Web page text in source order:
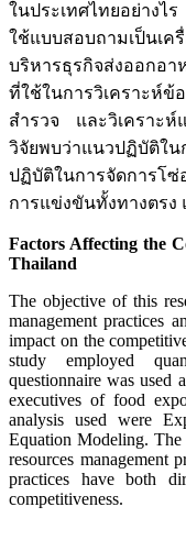
ในประเทศไทยอย่างไ
ใช้แบบสอบถามเป็นเค
บริหารธุรกิจส่งออกอา
ที่ใช้ในการวิเคราะห์
สำรวจ และวิเคราะห์
วิจัยพบว่าแนวปฏิบัติ
ปฏิบัติในการจัดการโ
การแข่งขันทั้งทางตรง
Factors Affecting the
Thailand
The objective of this
management practices
impact on the
study employed
questionnaire was used
executives of food
analysis used were
Equation Modeling. The
resources management
practices have both
competitiveness.